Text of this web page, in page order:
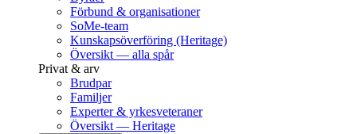
Förbund & organisationer
SoMe-team
Kunskapsöverföring (Heritage)
Översikt — alla spår
Privat & arv
Brudpar
Familjer
Experter & yrkesveteraner
Översikt — Heritage